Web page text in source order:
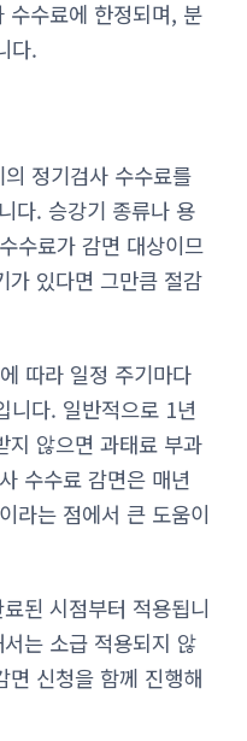
수수료에 한정되며, 분
다.
정기검사 수수료를
다. 승강기 종류나 용
수료가 감면 대상이므
가 있다면 그만큼 절감
따라 일정 주기마다
니다. 일반적으로 1년
지 않으면 과태료 부과
수수료 감면은 매년
라는 점에서 큰 도움이
된 시점부터 적용됩니
는 소급 적용되지 않
면 신청을 함께 진행해